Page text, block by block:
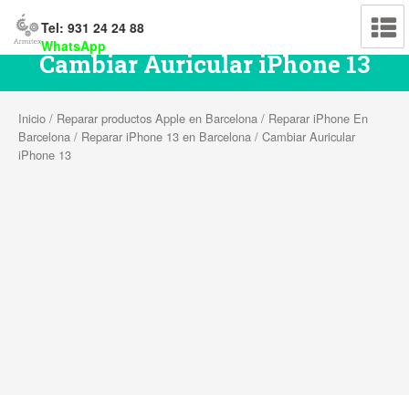
Tel: 931 24 24 88
WhatsApp
Cambiar Auricular iPhone 13
Inicio / Reparar productos Apple en Barcelona / Reparar iPhone En
Barcelona / Reparar iPhone 13 en Barcelona / Cambiar Auricular
iPhone 13